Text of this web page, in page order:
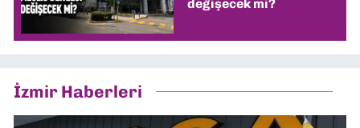
değişecek mi?
İzmir Haberleri